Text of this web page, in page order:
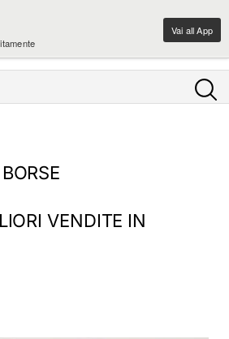
Vai all App
shopping parla italiano
VENDITE IN